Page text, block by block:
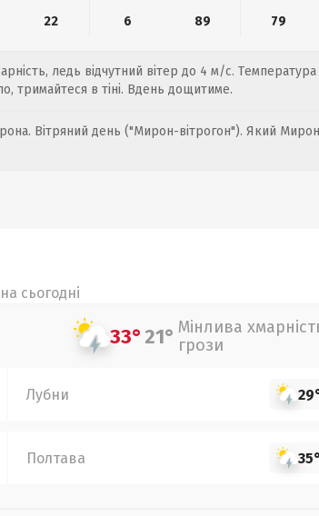
22 6 89 79
ледь відчутний вітер до 4 м/с. Температура
тримайтеся в тіні. Вдень дощитиме.
Вітряний день ("Мирон-вітрогон"). Який
сьогодні
33°21° Мінлива
грози
Лубни
Полтава 35°